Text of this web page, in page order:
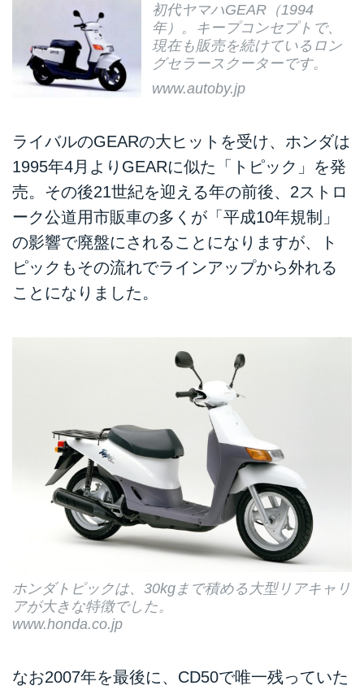
初代ヤマハGEAR（1994
年）。キープコンセプトで、
現在も販売を続けているロン
グセラースクーターです。
www.autoby.jp
ライバルのGEARの大ヒットを受け、ホンダは
1995年4月よりGEARに似た「トピック」を発
売。その後21世紀を迎える年の前後、2ストロ
ーク公道用市販車の多くが「平成10年規制」
の影響で廃盤にされることになりますが、ト
ピックもその流れでラインアップから外れる
ことになりました。
ホンダトピックは、30kgまで積める大型リアキャリ
アが大きな特徴でした。
www.honda.co.jp
なお2007年を最後に、CD50で唯一残っていた